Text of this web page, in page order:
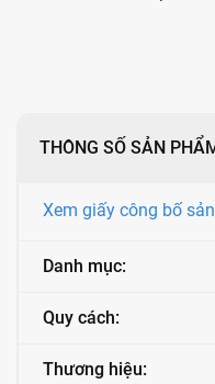
THÔNG SỐ SẢN
Xem giấy công bố
Danh mục:
Quy cách:
Thương hiệu: